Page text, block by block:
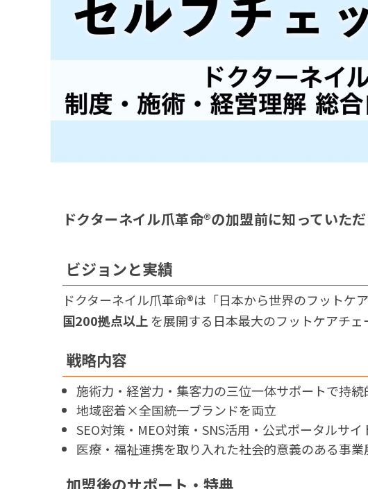
ドクターネイル爪革命®︎の加盟前に知っていた
ビジョンと実績
ドクターネイル爪革命®︎は「日本から世界のフットケ
国200拠点以上 を展開する日本最大のフットケアチェ
戦略内容
施術力・経営力・集客力の三位一体サポートで持
地域密着×全国統一ブランドを両立
SEO対策・MEO対策・SNS活用・公式ポータルサ
医療・福祉連携を取り入れた社会的意義のある事業
加盟後のサポート・特典